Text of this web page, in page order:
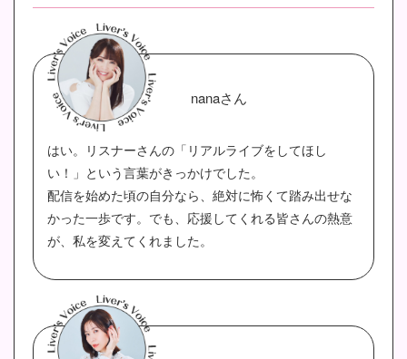
nanaさん
はい。リスナーさんの「リアルライブをしてほし
い！」という言葉がきっかけでした。
配信を始めた頃の自分なら、絶対に怖くて踏み出せな
かった一歩です。でも、応援してくれる皆さんの熱意
が、私を変えてくれました。